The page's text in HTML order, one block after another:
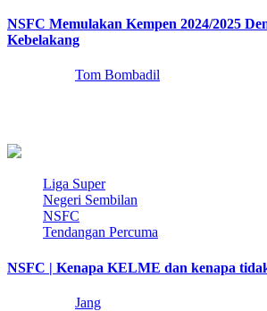
NSFC Memulakan Kempen 2024/2025
Kebelakang
Tom Bombadil
Liga Super
Negeri Sembilan
NSFC
Tendangan Percuma
NSFC | Kenapa KELME dan kenapa
Jang